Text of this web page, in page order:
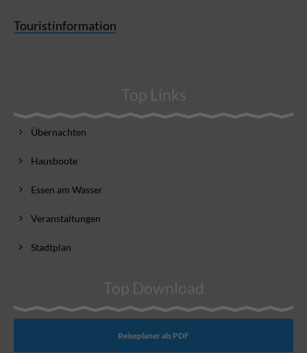
Touristinformation
Top Links
Übernachten
Hausboote
Essen am Wasser
Veranstaltungen
Stadtplan
Top Download
Reiseplaner als PDF